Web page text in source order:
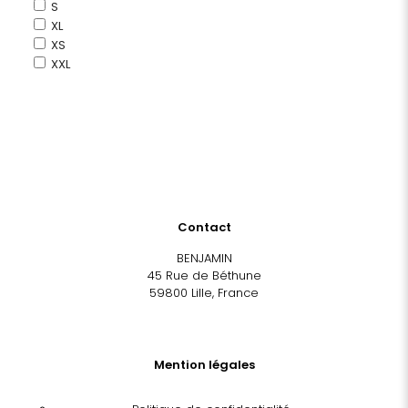
S
XL
XS
XXL
Contact
BENJAMIN
45 Rue de Béthune
59800 Lille, France
Mention légales